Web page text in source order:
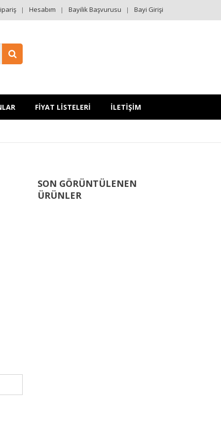
Hesabım Bayilik Başvurusu Bayi Girişi
FİYAT LİSTELERİ İLETİŞİM
SON GÖRÜNTÜLENEN
ÜRÜNLER